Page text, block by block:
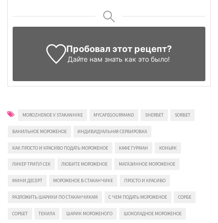
Пробовал этот рецепт?
Дайте нам знать как это было!
MOROZHENOE V STAKANHIKE MYCAFEGOURMAND SHERBET SORBET
ВАНИЛЬНОЕ МОРОЖЕНОЕ ИНДИВИДУАЛЬНАЯ СЕРВИРОВКА
КАК ПРОСТО И КРАСИВО ПОДАТЬ МОРОЖЕНОЕ КАФЕ ГУРМАН КОНЬЯК
ЛИКЕР ТРИПЛ СЕК ЛЮБИТЕ МОРОЖЕНОЕ МАГАЗИННОЕ МОРОЖЕНОЕ
МИНИ ДЕСЕРТ МОРОЖЕНОЕ В СТАКАНЧИКЕ ПРОСТО И КРАСИВО
РАЗЛОЖИТЬ ШАРИКИ ПО СТАКАНЧИКАМ С ЧЕМ ПОДАТЬ МОРОЖЕНОЕ СОРБЕ
СОРБЕТ ТЕКИЛА ШАРИК МОРОЖЕНОГО ШОКОЛАДНОЕ МОРОЖЕНОЕ